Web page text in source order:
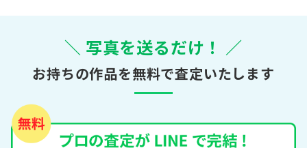
＼ 写真を送るだけ！ ／
お持ちの作品を無料で査定いたします